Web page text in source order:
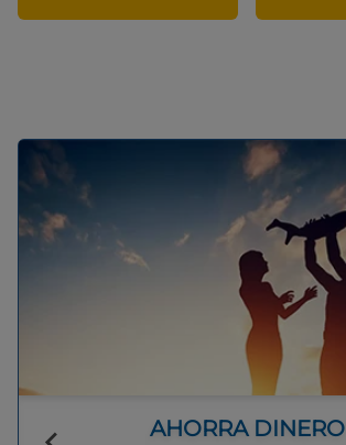
AHORRA DINERO